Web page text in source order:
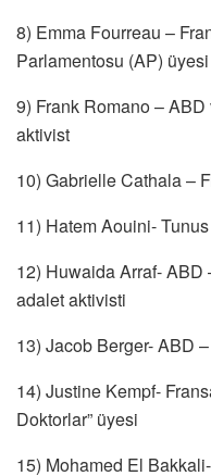
8) Emma Fourreau –
Parlamentosu (AP) üyesi
9) Frank Romano –
aktivist
10) Gabrielle Cathala –
11) Hatem Aouini-
12) Huwaida Arraf- ABD
adalet aktivisti
13) Jacob Berger- ABD
14) Justine Kempf-
Doktorlar” üyesi
15) Mohamed El